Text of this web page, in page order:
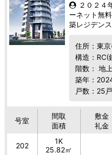
２０２４
ーネット無
築レジデンス
住所：東
構造：RC(
階数： 地
築年：
戸数：25戸
号室
間取
面積
敷金
礼金
202
1K
25.82㎡